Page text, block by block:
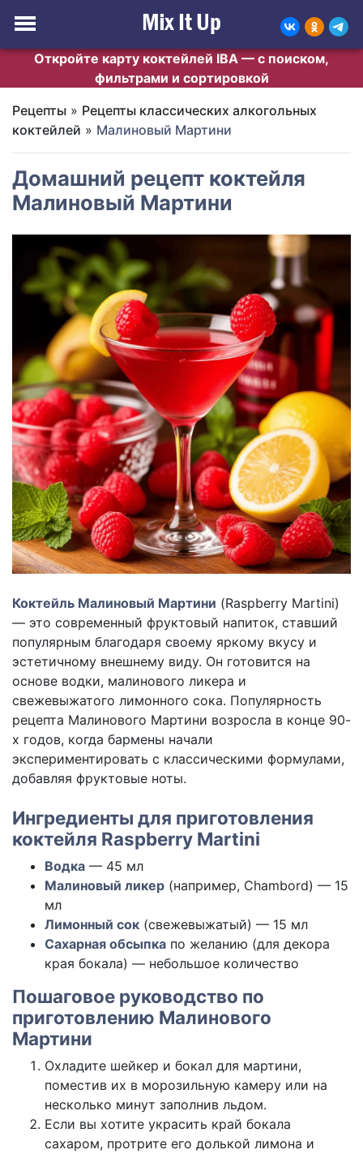
Откройте карту коктейлей IBA — с поиском,
фильтрами и сортировкой
Рецепты » Рецепты классических алкогольных
коктейлей » Малиновый Мартини
Домашний рецепт коктейля
Малиновый Мартини
Коктейль Малиновый Мартини (Raspberry Martini)
— это современный фруктовый напиток, ставший
популярным благодаря своему яркому вкусу и
эстетичному внешнему виду. Он готовится на
основе водки, малинового ликера и
свежевыжатого лимонного сока. Популярность
рецепта Малинового Мартини возросла в конце 90-
х годов, когда бармены начали
экспериментировать с классическими формулами,
добавляя фруктовые ноты.
Ингредиенты для приготовления
коктейля Raspberry Martini
Водка — 45 мл
Малиновый ликер (например, Chambord) — 15
мл
Лимонный сок (свежевыжатый) — 15 мл
Сахарная обсыпка по желанию (для декора
края бокала) — небольшое количество
Пошаговое руководство по
приготовлению Малинового
Мартини
Охладите шейкер и бокал для мартини,
поместив их в морозильную камеру или на
несколько минут заполнив льдом.
Если вы хотите украсить край бокала
сахаром, протрите его долькой лимона и